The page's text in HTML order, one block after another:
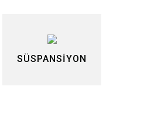
SÜSPANSİYON